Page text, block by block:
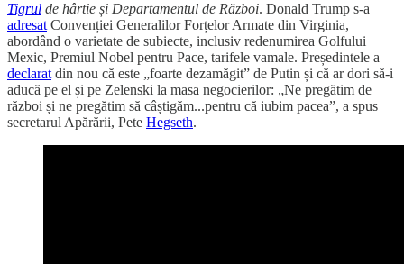
Tigrul de hârtie și Departamentul de Război. Donald Trump s-a
adresat Convenției Generalilor Forțelor Armate din Virginia,
abordând o varietate de subiecte, inclusiv redenumirea Golfului
Mexic, Premiul Nobel pentru Pace, tarifele vamale. Președintele a
declarat din nou că este „foarte dezamăgit” de Putin și că ar dori să-i
aducă pe el și pe Zelenski la masa negocierilor: „Ne pregătim de
război și ne pregătim să câștigăm...pentru că iubim pacea”, a spus
secretarul Apărării, Pete Hegseth.